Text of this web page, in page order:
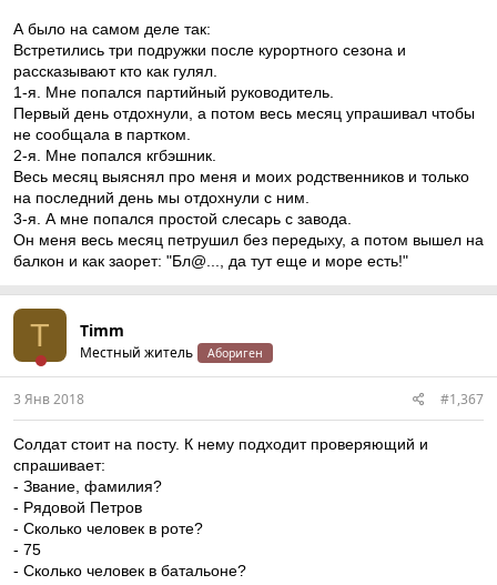
А было на самом деле так:
Встретились три подружки после курортного сезона и
рассказывают кто как гулял.
1-я. Мне попался партийный руководитель.
Первый день отдохнули, а потом весь месяц упрашивал чтобы
не сообщала в партком.
2-я. Мне попался кгбэшник.
Весь месяц выяснял про меня и моих родственников и только
на последний день мы отдохнули с ним.
3-я. А мне попался простой слесарь с завода.
Он меня весь месяц петрушил без передыху, а потом вышел на
балкон и как заорет: "Бл@..., да тут еще и море есть!"
T Timm
Местный житель Абориген
3 Янв 2018 #1,367
Солдат стоит на посту. К нему подходит проверяющий и
спрашивает:
- Звание, фамилия?
- Рядовой Петров
- Сколько человек в роте?
- 75
- Сколько человек в батальоне?